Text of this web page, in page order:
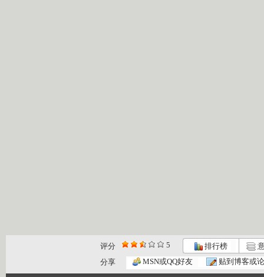
评分 5 排行榜
分享
MSN或QQ好友 贴到博客或